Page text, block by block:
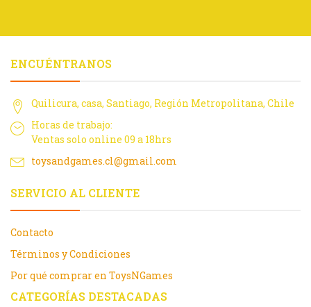
ENCUÉNTRANOS
Quilicura, casa, Santiago, Región Metropolitana, Chile
Horas de trabajo:
Ventas solo online 09 a 18hrs
toysandgames.cl@gmail.com
SERVICIO AL CLIENTE
Contacto
Términos y Condiciones
Por qué comprar en ToysNGames
CATEGORÍAS DESTACADAS